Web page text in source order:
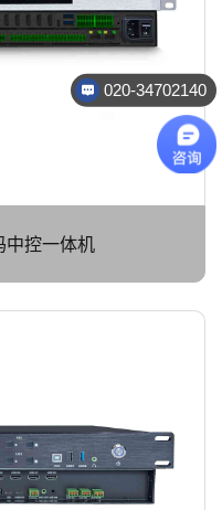
中控一体机
020-34702140